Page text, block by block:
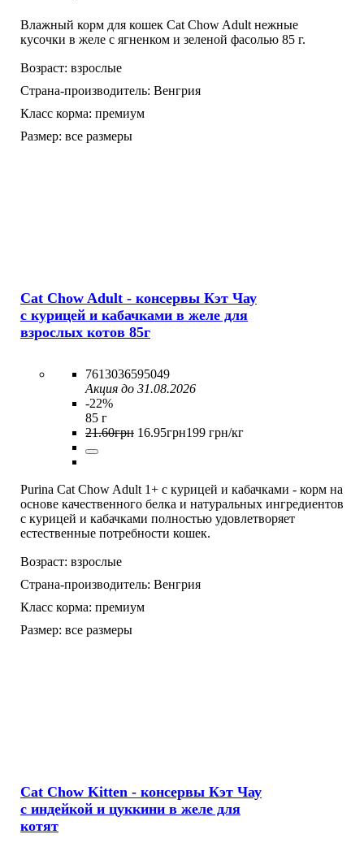
Влажный корм для кошек Cat Chow Adult нежные
кусочки в желе с ягненком и зеленой фасолью 85 г.
Возраст: взрослые
Страна-производитель: Венгрия
Класс корма: премиум
Размер: все размеры
Cat Chow Adult - консервы Кэт Чау
с курицей и кабачками в желе для
взрослых котов 85г
7613036595049
Акция до 31.08.2026
-22%
85 г
21.60грн 16.95грн199 грн/кг
Purina Cat Chow Adult 1+ с курицей и кабачками - корм на
основе качественного белка и натуральных ингредиентов
с курицей и кабачками полностью удовлетворяет
естественные потребности кошек.
Возраст: взрослые
Страна-производитель: Венгрия
Класс корма: премиум
Размер: все размеры
Cat Chow Kitten - консервы Кэт Чау
с индейкой и цуккини в желе для
котят